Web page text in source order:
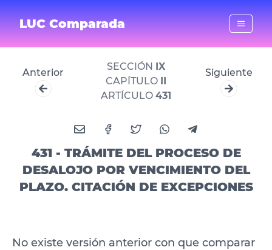
LUC Comparada
Anterior
SECCIÓN IX
CAPÍTULO II
ARTÍCULO 431
Siguiente
431 - TRÁMITE DEL PROCESO DE
DESALOJO POR VENCIMIENTO DEL
PLAZO. CITACIÓN DE EXCEPCIONES
No existe versión anterior con que comparar